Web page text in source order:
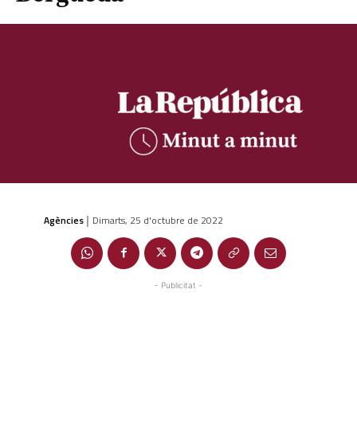
Agències | Dimarts, 25 d'octubre de 2022
- Publicitat -